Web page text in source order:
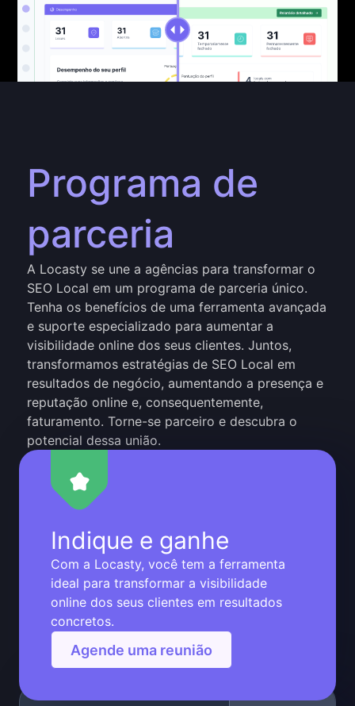
Programa de
parceria
A Locasty se une a agências para transformar o
SEO Local em um programa de parceria único.
Tenha os benefícios de uma ferramenta avançada
e suporte especializado para aumentar a
visibilidade online dos seus clientes. Juntos,
transformamos estratégias de SEO Local em
resultados de negócio, aumentando a presença e
reputação online e, consequentemente,
faturamento. Torne-se parceiro e descubra o
potencial dessa união.
Indique e ganhe
Com a Locasty, você tem a ferramenta
ideal para transformar a visibilidade
online dos seus clientes em resultados
concretos.
Agende uma reunião